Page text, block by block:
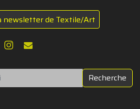
newsletter de Textile/Art
Recherche